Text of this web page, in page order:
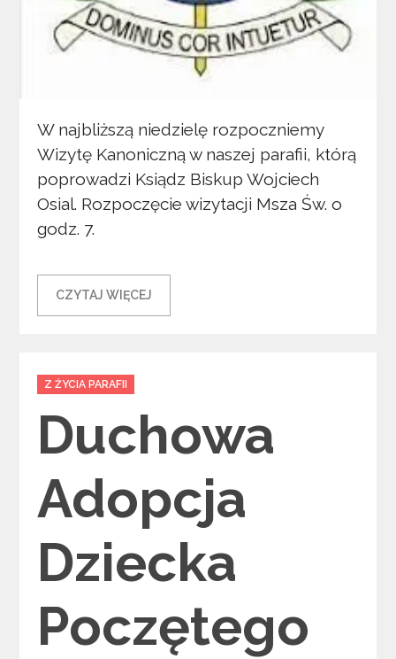
W najbliższą niedzielę rozpoczniemy
Wizytę Kanoniczną w naszej parafii, którą
poprowadzi Ksiądz Biskup Wojciech
Osial. Rozpoczęcie wizytacji Msza Św. o
godz. 7.
CZYTAJ WIĘCEJ
Categories
Z ŻYCIA PARAFII
Duchowa
Adopcja
Dziecka
Poczętego